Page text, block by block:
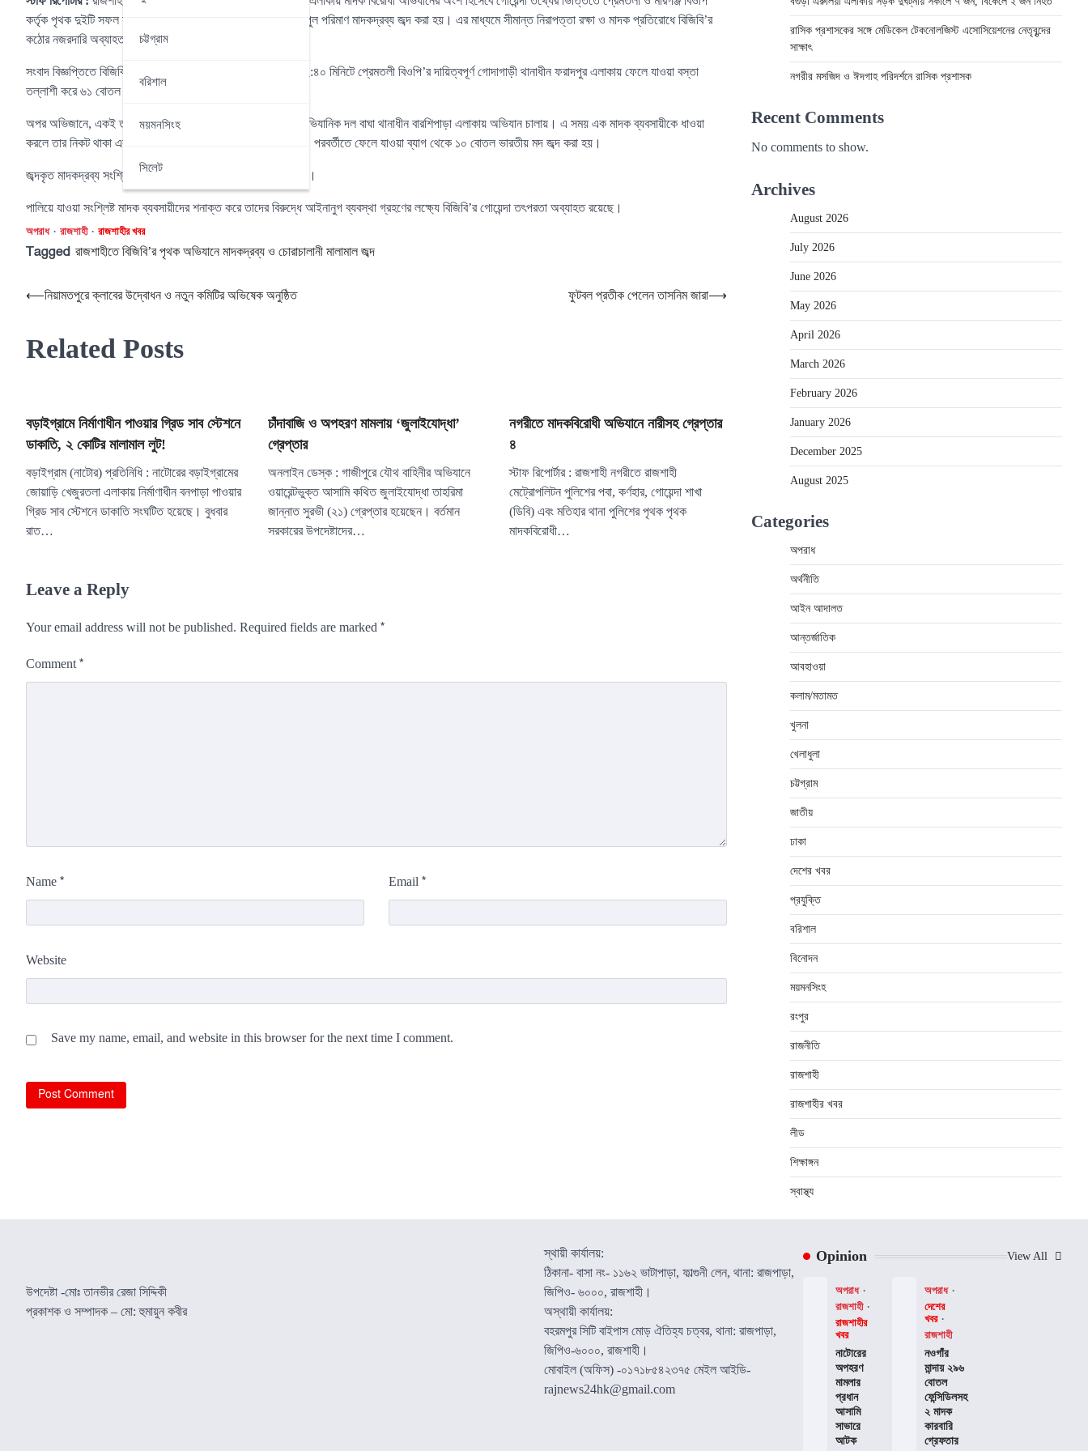
চট্টগ্রাম
বরিশাল
ময়মনসিংহ
সিলেট
কর্তৃক পৃথক দুইটি সফল অভিযান পরিচালনা করেছে। এসব অভিযানে বিপুল পরিমাণ মাদকদ্রব্য জব্দ করা হয়। এর মাধ্যমে সীমান্ত নিরাপত্তা রক্ষা ও মাদক প্রতিরোধে বিজিবি’র
কঠোর নজরদারি অব্যাহত রয়েছে।
সংবাদ বিজ্ঞপ্তিতে বিজিবি জানান, বুধবার (২১ জানুয়ারি) রাত আনুমানিক ২:৪০ মিনিটে প্রেমতলী বিওপি’র দায়িত্বপূর্ণ গোদাগাড়ী থানাধীন ফরাদপুর এলাকায় ফেলে যাওয়া বস্তা
তল্লাশী করে ৬১ বোতল ভারতীয় মদ জব্দ করা হয়।
অপর অভিজানে, একই তারিখ রাত আনুমানিক ৫ টায় মীরগঞ্জ বিওপি’র আভিযানিক দল বাঘা থানাধীন বারশিপাড়া এলাকায় অভিযান চালায়। এ সময় এক মাদক ব্যবসায়ীকে ধাওয়া
করলে তার নিকট থাকা একটি ব্যাগ ফেলে রাতের অন্ধকারে পালিয়ে যায়। পরবর্তীতে ফেলে যাওয়া ব্যাগ থেকে ১০ বোতল ভারতীয় মদ জব্দ করা হয়।
জব্দকৃত মাদকদ্রব্য সংশ্লিষ্ট থানায় জমা দেওয়ার প্রক্রিয়া চলমান রয়েছে।
পালিয়ে যাওয়া সংশ্লিষ্ট মাদক ব্যবসায়ীদের শনাক্ত করে তাদের বিরুদ্ধে আইনানুগ ব্যবস্থা গ্রহণের লক্ষ্যে বিজিবি’র গোয়েন্দা তৎপরতা অব্যাহত রয়েছে।
অপরাধ রাজশাহী রাজশাহীর খবর
Tagged রাজশাহীতে বিজিবি’র পৃথক অভিযানে মাদকদ্রব্য ও চোরাচালানী মালামাল জব্দ
Post
⟵নিয়ামতপুরে ক্লাবের উদ্বোধন ও নতুন কমিটির অভিষেক অনুষ্ঠিত ফুটবল প্রতীক পেলেন তাসনিম জারা⟶
Related Posts
বড়াইগ্রামে নির্মাণাধীন পাওয়ার গ্রিড সাব স্টেশনে
ডাকাতি, ২ কোটির মালামাল লুট!
বড়াইগ্রাম (নাটোর) প্রতিনিধি : নাটোরের বড়াইগ্রামের
জোয়াড়ি খেজুরতলা এলাকায় নির্মাণাধীন বনপাড়া পাওয়ার
গ্রিড সাব স্টেশনে ডাকাতি সংঘটিত হয়েছে। বুধবার
রাত…
চাঁদাবাজি ও অপহরণ মামলায় ‘জুলাইযোদ্ধা’
গ্রেপ্তার
অনলাইন ডেস্ক : গাজীপুরে যৌথ বাহিনীর অভিযানে
ওয়ারেন্টভুক্ত আসামি কথিত জুলাইযোদ্ধা তাহরিমা
জান্নাত সুরভী (২১) গ্রেপ্তার হয়েছেন। বর্তমান
সরকারের উপদেষ্টাদের…
নগরীতে মাদকবিরোধী অভিযানে নারীসহ গ্রেপ্তার
৪
স্টাফ রিপোর্টার : রাজশাহী নগরীতে রাজশাহী
মেট্রোপলিটন পুলিশের পবা, কর্ণহার, গোয়েন্দা শাখা
(ডিবি) এবং মতিহার থানা পুলিশের পৃথক পৃথক
মাদকবিরোধী…
Leave a Reply
Your email address will not be published. Required fields are marked *
Comment *
Name * Email *
Website
Save my name, email, and website in this browser for the next time I comment.
রাসিক প্রশাসকের সঙ্গে মেডিকেল টেকনোলজিস্ট এসোসিয়েশনের নেতৃবৃন্দের
সাক্ষাৎ
নগরীর মসজিদ ও ঈদগাহ পরিদর্শনে রাসিক প্রশাসক
Recent Comments
No comments to show.
Archives
August 2026
July 2026
June 2026
May 2026
April 2026
March 2026
February 2026
January 2026
December 2025
August 2025
Categories
অপরাধ
অর্থনীতি
আইন আদালত
আন্তর্জাতিক
আবহাওয়া
কলাম/মতামত
খুলনা
খেলাধুলা
চট্টগ্রাম
জাতীয়
ঢাকা
দেশের খবর
প্রযুক্তি
বরিশাল
বিনোদন
ময়মনসিংহ
রংপুর
রাজনীতি
রাজশাহী
রাজশাহীর খবর
লীড
শিক্ষাঙ্গন
স্বাস্থ্য
উপদেষ্টা -মোঃ তানভীর রেজা সিদ্দিকী
প্রকাশক ও সম্পাদক – মো: হুমায়ুন কবীর
স্থায়ী কার্যালয়:
ঠিকানা- বাসা নং- ১১৬২ ভাটাপাড়া, ফাল্গুনী লেন, থানা: রাজপাড়া,
জিপিও- ৬০০০, রাজশাহী।
অস্থায়ী কার্যালয়:
বহরমপুর সিটি বাইপাস মোড় ঐতিহ্য চত্বর, থানা: রাজপাড়া,
জিপিও-৬০০০, রাজশাহী।
মোবাইল (অফিস) -০১৭১৮৫৪২৩৭৫ মেইল আইডি-
rajnews24hk@gmail.com
Opinion View All
অপরাধ
রাজশাহী
রাজশাহীর
খবর
নাটোরের
অপহরণ
মামলার
প্রধান
আসামি
সাভারে
আটক
অপরাধ
দেশের
খবর
রাজশাহী
নওগাঁর
মান্দায় ২৯৬
বোতল
ফেন্সিডিলসহ
২ মাদক
কারবারি
গ্রেফতার